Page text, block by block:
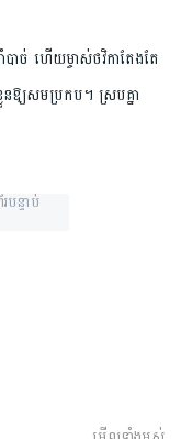
បាច់ ហើយម្ចាស់ថវិកាតែងតែ
នឱ្យសមប្រកប។ ស្របគ្នា
បន្ទាប់